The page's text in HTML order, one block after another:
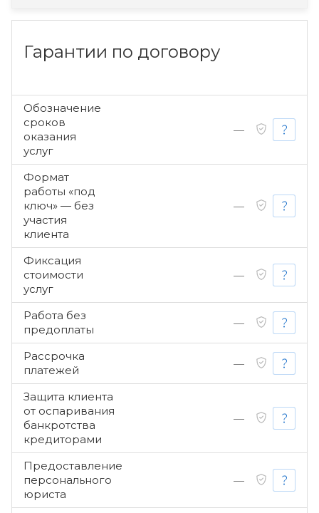
Гарантии по договору
Обозначение
сроков
оказания
услуг
—
Формат
работы «под
ключ» — без
участия
клиента
—
Фиксация
стоимости
услуг
—
Работа без
предоплаты
—
Рассрочка
платежей
—
Защита клиента
от оспаривания
банкротства
кредиторами
—
Предоставление
персонального
юриста
—